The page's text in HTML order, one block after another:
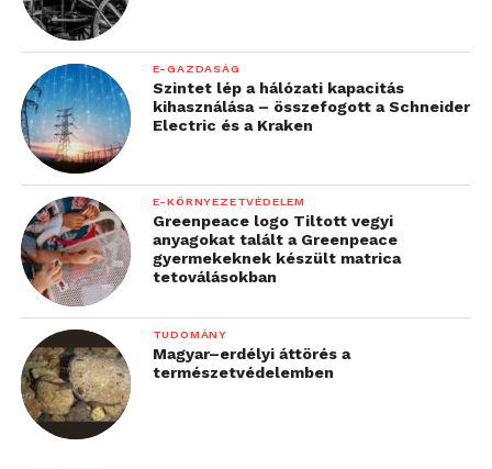
E-GAZDASÁG
Szintet lép a hálózati kapacitás
kihasználása – összefogott a Schneider
Electric és a Kraken
E-KÖRNYEZETVÉDELEM
Greenpeace logo Tiltott vegyi
anyagokat talált a Greenpeace
gyermekeknek készült matrica
tetoválásokban
TUDOMÁNY
Magyar–erdélyi áttörés a
természetvédelemben